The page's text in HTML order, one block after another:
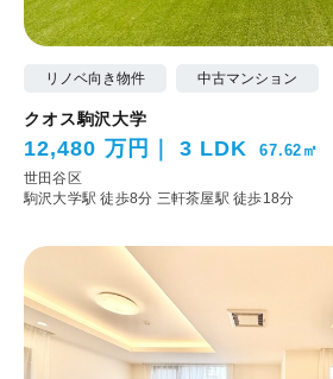
リノベ向き物件 中古マンション
クオス駒沢大学
12,480 万円 3 LDK 67.62㎡
世田谷区
駒沢大学駅 徒歩8分 三軒茶屋駅 徒歩18分